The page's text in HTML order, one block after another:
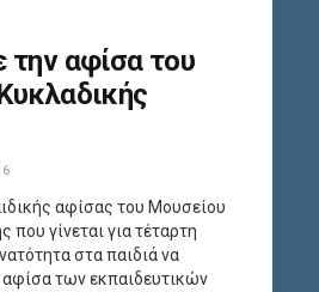
αφίσα του
αφίσας του Μουσείου
που γίνεται για τέταρτη
στα παιδιά να
των εκπαιδευτικών